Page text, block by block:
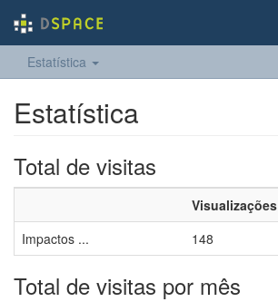
Estatística
Estatística
Total de visitas
Visualizações
Impactos ...
148
Total de visitas por mês